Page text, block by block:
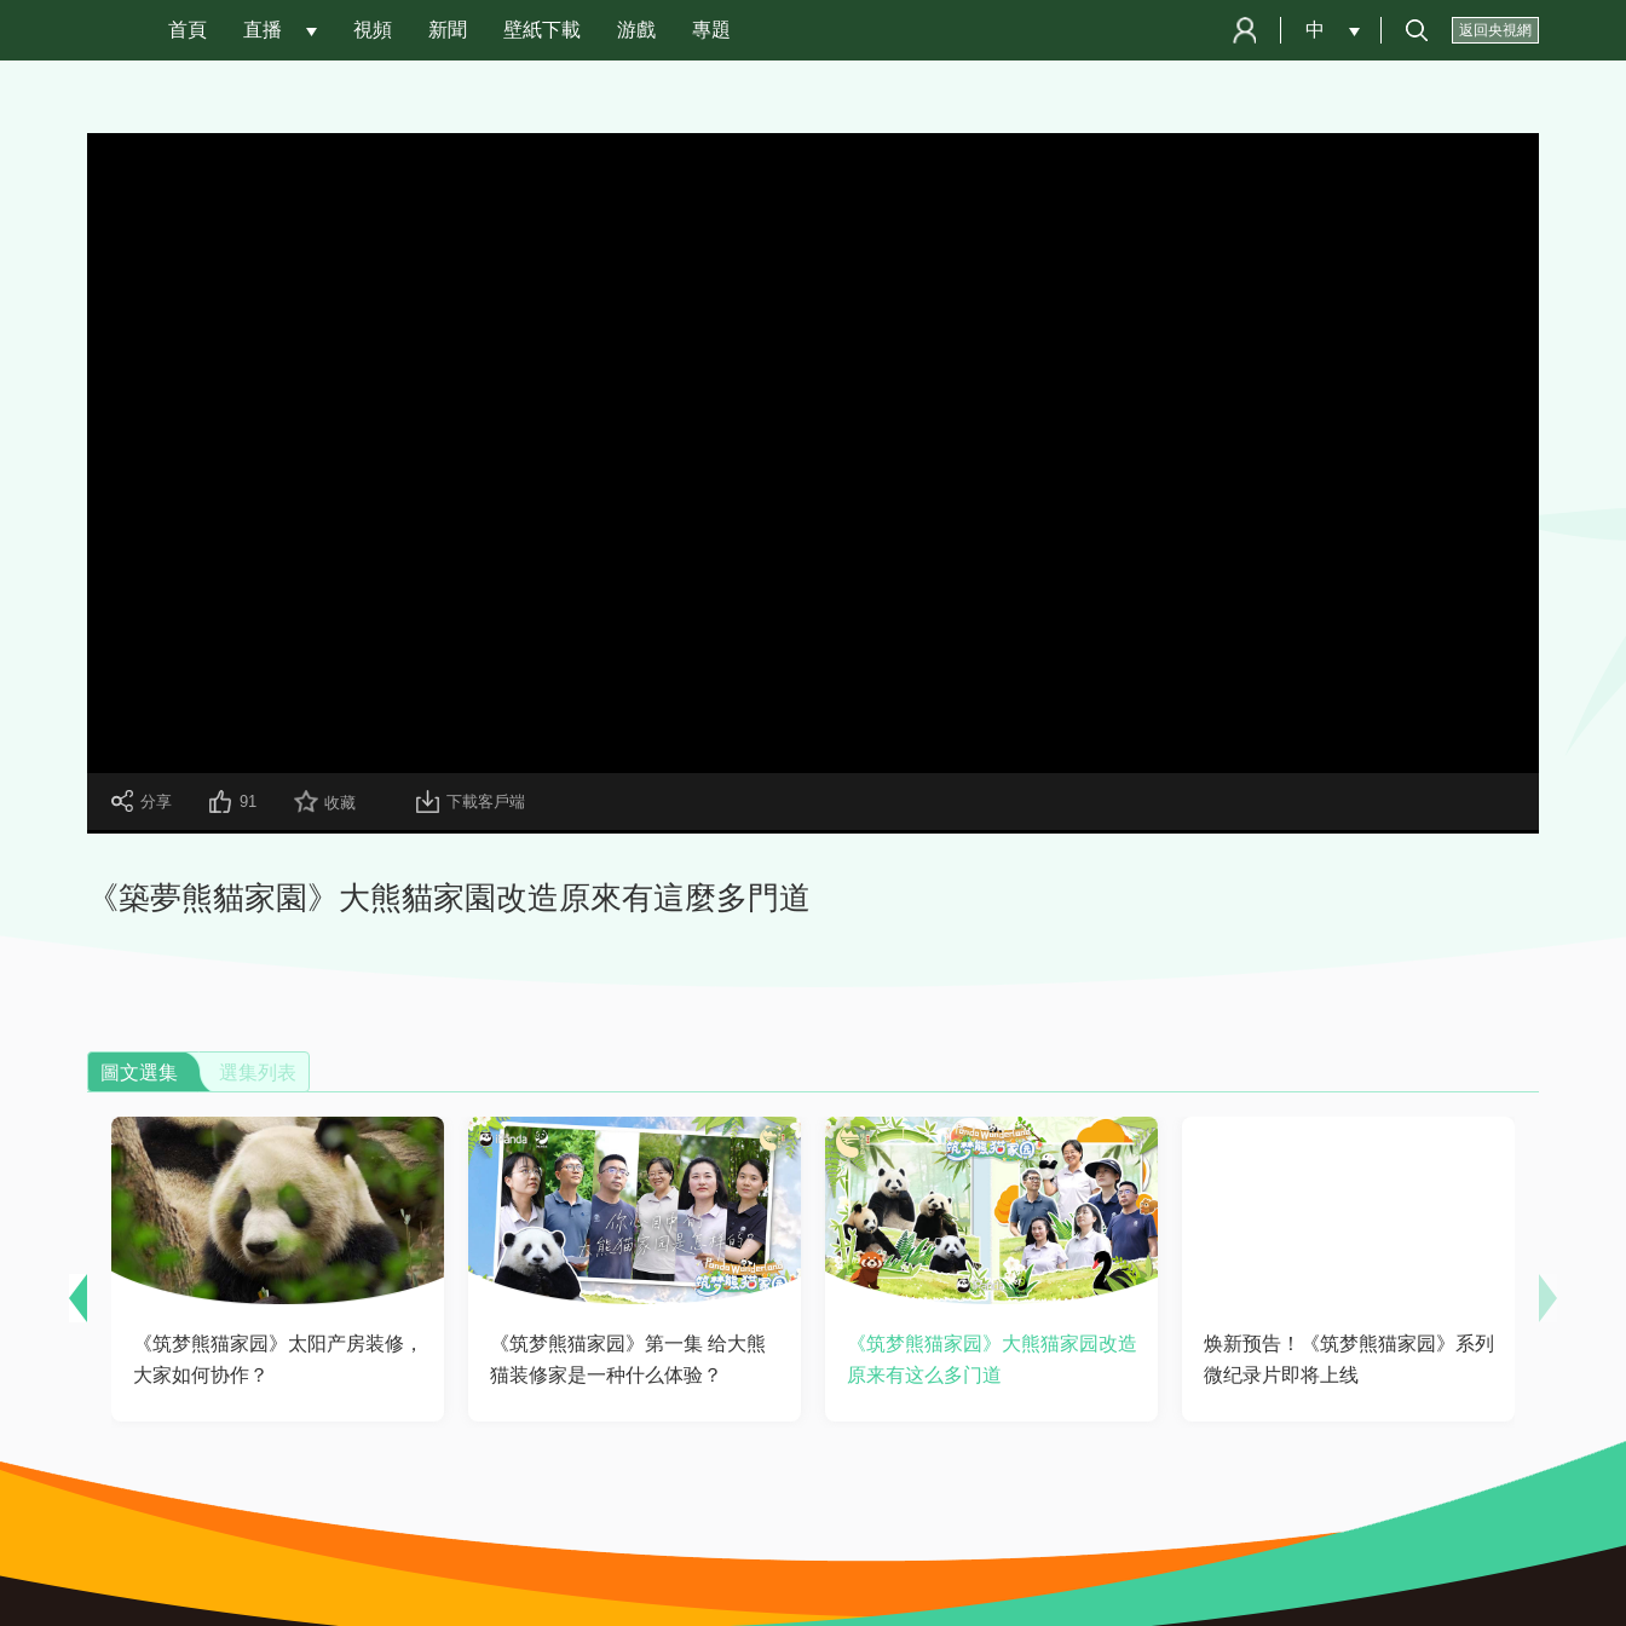
首頁 直播 視頻 新聞 壁紙下載 游戲 專題 返回央視網
中
分享 91 收藏 下載客戶端
《築夢熊貓家園》大熊貓家園改造原來有這麼多門道
圖文選集 選集列表
《筑梦熊猫家园》太阳产房装修，
大家如何协作？
《筑梦熊猫家园》第一集 给大熊
猫装修家是一种什么体验？
《筑梦熊猫家园》大熊猫家园改造
原来有这么多门道
焕新预告！《筑梦熊猫家园》系列
微纪录片即将上线